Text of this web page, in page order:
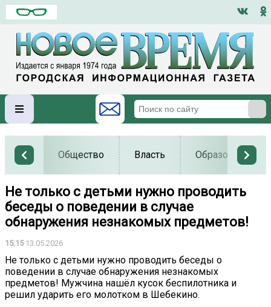
Общество Власть Образование
Не только с детьми нужно проводить
беседы о поведении в случае
обнаружения незнакомых предметов!
15:1513.05.2026
Не только с детьми нужно проводить беседы о
поведении в случае обнаружения незнакомых
предметов! Мужчина нашёл кусок беспилотника и
решил ударить его молотком в Шебекино.